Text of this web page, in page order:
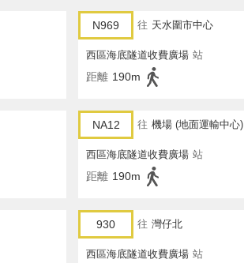
N969 往 天水圍市中心
西區海底隧道收費廣場 站
距離 190m
NA12 往 機場 (地面運輸中心)
西區海底隧道收費廣場 站
距離 190m
930 往 灣仔北
西區海底隧道收費廣場 站